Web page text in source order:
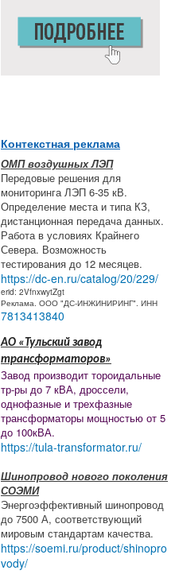
Контекстная реклама
ОМП воздушных ЛЭП
Передовые решения для
мониторинга ЛЭП 6-35 кВ.
Определение места и типа КЗ,
дистанционная передача данных.
Работа в условиях Крайнего
Севера. Возможность
тестирования до 12 месяцев.
https://dc-en.ru/catalog/20/229/
erid: 2VfnxwytZgt
Реклама. ООО "ДС-ИНЖИНИРИНГ". ИНН
7813413840
АО «Тульский завод
трансформаторов»
Завод производит тороидальные
тр-ры до 7 кВА, дроссели,
однофазные и трехфазные
трансформаторы мощностью от 5
до 100кВА.
https://tula-transformator.ru/
Шинопровод нового поколения
СОЭМИ
Энергоэффективный шинопровод
до 7500 А, соответствующий
мировым стандартам качества.
https://soemi.ru/product/shinopro
vody/